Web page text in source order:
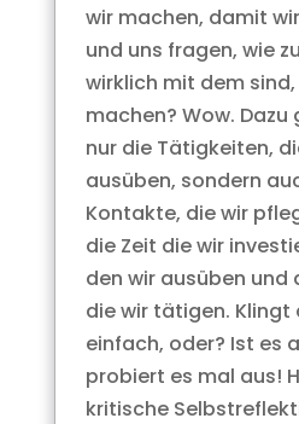
wir machen, damit
und uns fragen, wie
wirklich mit dem
machen? Wow.
nur die Tätigkeiten,
ausüben, sondern
Kontakte, die wir
die Zeit die wir
den wir ausüben und
die wir tätigen. Klingt
einfach, oder? Ist es
probiert es mal aus!
kritische